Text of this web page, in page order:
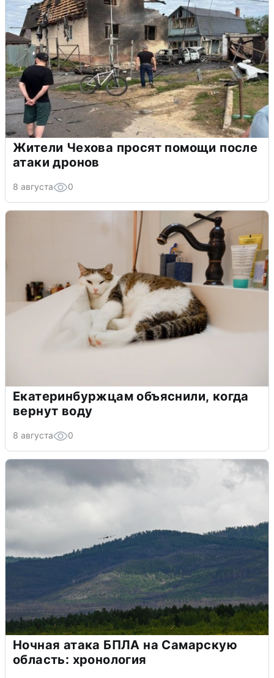
Жители Чехова просят помощи после
атаки дронов
8 августа 0
Екатеринбуржцам объяснили, когда
вернут воду
8 августа 0
Ночная атака БПЛА на Самарскую
область: хронология